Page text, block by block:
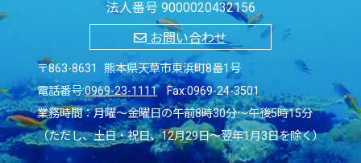
法人番号 9000020432156
お問い合わせ
〒863-8631 熊本県天草市東浜町8番1号
電話番号:0969-23-1111Fax:0969-24-3501
業務時間：月曜～金曜日の午前8時30分～午後5時15分
（ただし、土日・祝日、12月29日～翌年1月3日を除く）